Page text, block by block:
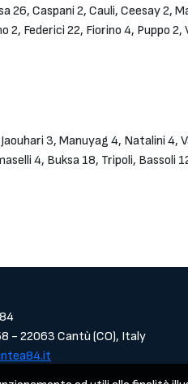
26, Caspani 2, Cauli, Ceesay 2,
Federici 22, Fiorino 4, Puppo 2,
3, Manuyag 4, Natalini 4,
4, Buksa 18, Tripoli, Bassoli
- 22063 Cantù (CO), Italy